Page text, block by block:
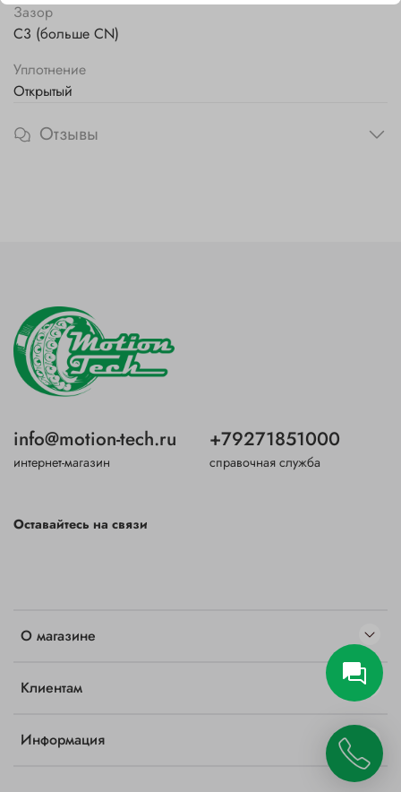
Зазор
C3 (больше CN)
Уплотнение
Открытый
Отзывы
О магазине
Клиентам
Информация
info@motion-tech.ru
интернет-магазин
+79271851000
справочная служба
Оставайтесь на связи